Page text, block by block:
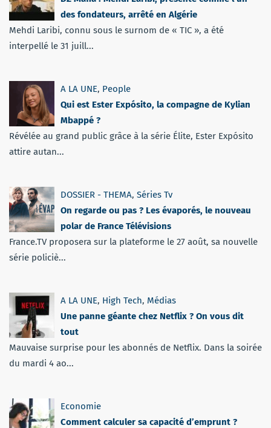
des fondateurs, arrêté en Algérie
Mehdi Laribi, connu sous le surnom de « TIC », a été
interpellé le 31 juill...
A LA UNE, People
Qui est Ester Expósito, la compagne de Kylian
Mbappé ?
Révélée au grand public grâce à la série Élite, Ester Expósito
attire autan...
DOSSIER - THEMA, Séries Tv
On regarde ou pas ? Les évaporés, le nouveau
polar de France Télévisions
France.TV proposera sur la plateforme le 27 août, sa nouvelle
série policiè...
A LA UNE, High Tech, Médias
Une panne géante chez Netflix ? On vous dit
tout
Mauvaise surprise pour les abonnés de Netflix. Dans la soirée
du mardi 4 ao...
Economie
Comment calculer sa capacité d’emprunt ?